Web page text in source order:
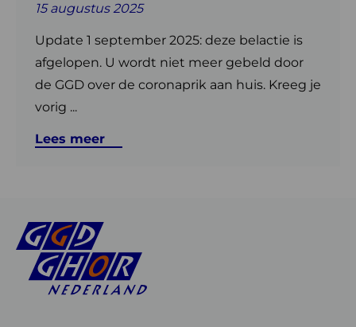
15 augustus 2025
Update 1 september 2025: deze belactie is
afgelopen. U wordt niet meer gebeld door
de GGD over de coronaprik aan huis. Kreeg je
vorig ...
Lees meer